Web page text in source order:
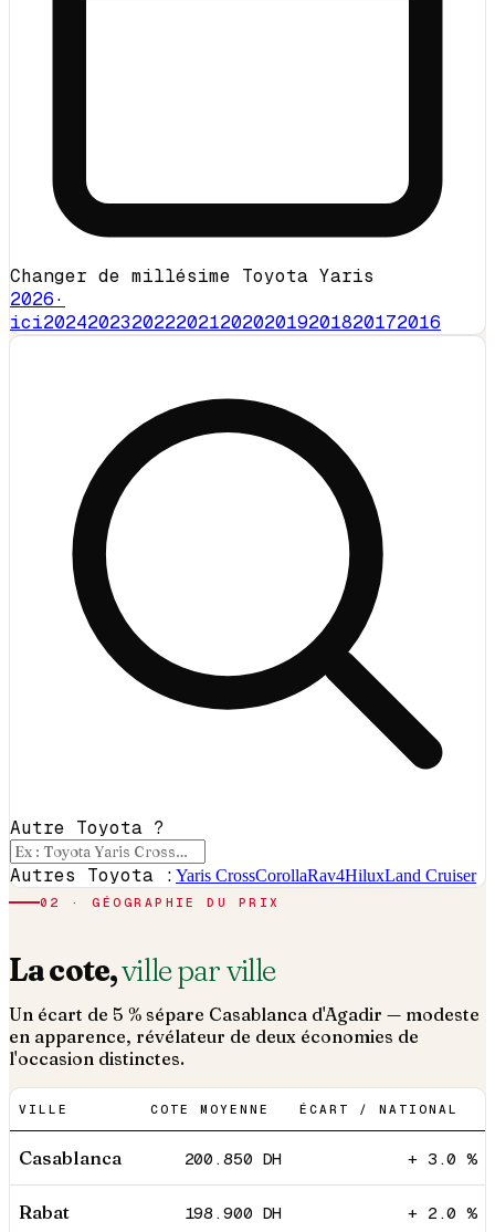
Changer de millésime Toyota Yaris
2026·
ici202420232022202120202019201820172016
Autre Toyota ?
Autres Toyota : Yaris CrossCorollaRav4HiluxLand Cruiser
02 · GÉOGRAPHIE DU PRIX
La cote,ville par ville
Un écart de 5 % sépare Casablanca d'Agadir — modeste
en apparence, révélateur de deux économies de
l'occasion distinctes.
VILLE COTE MOYENNE ÉCART / NATIONAL
Casablanca 200.850 DH + 3.0 %
Rabat 198.900 DH + 2.0 %